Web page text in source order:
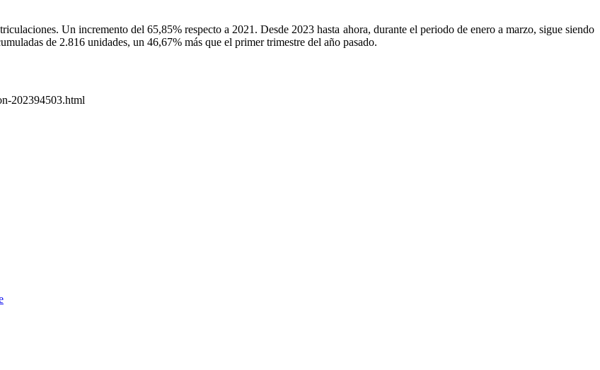
Un incrementodel 65,85%respecto a 2021. Desde 2023hasta ahora, duranteel periodode enero a marzo, sigue siendo
de 2.816 unidades, un 46,67% más que el primer trimestre del año pasado.
202394503.html